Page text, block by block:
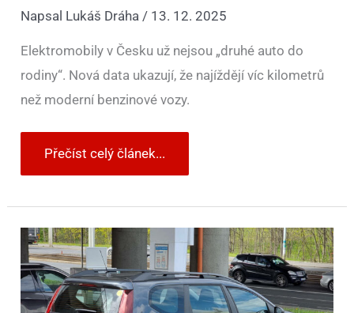
Napsal Lukáš Dráha / 13. 12. 2025
Elektromobily v Česku už nejsou „druhé auto do
rodiny“. Nová data ukazují, že najíždějí víc kilometrů
než moderní benzinové vozy.
Přečíst celý článek...
Benzin
drahý,
u
elektřiny
musíte
plánovat,